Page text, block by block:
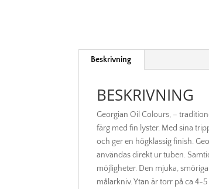
Beskrivning
BESKRIVNING
Georgian Oil Colours, –
färg med fin lyster. Med sina
och ger en högklassig finish.
användas direkt ur tuben.
möjligheter. Den mjuka,
målarkniv. Ytan är torr på ca 4-